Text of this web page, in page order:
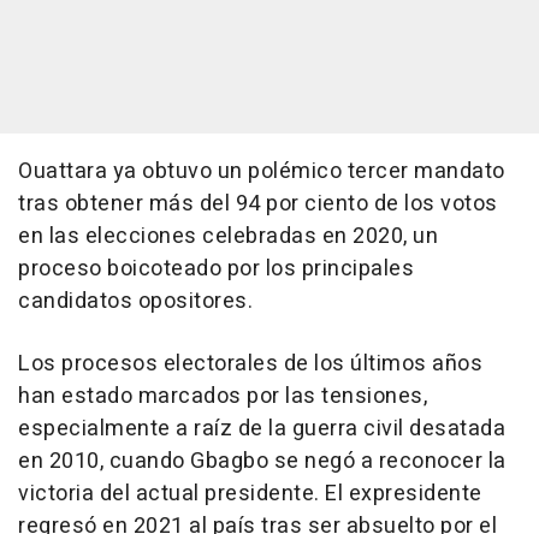
Ouattara ya obtuvo un polémico tercer mandato
tras obtener más del 94 por ciento de los votos
en las elecciones celebradas en 2020, un
proceso boicoteado por los principales
candidatos opositores.
Los procesos electorales de los últimos años
han estado marcados por las tensiones,
especialmente a raíz de la guerra civil desatada
en 2010, cuando Gbagbo se negó a reconocer la
victoria del actual presidente. El expresidente
regresó en 2021 al país tras ser absuelto por el